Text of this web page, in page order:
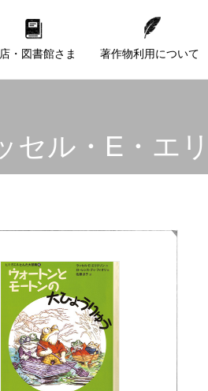
・図書館さま 著作物利用について
セル・E・エ